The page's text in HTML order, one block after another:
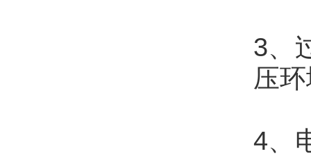
3、
压
4、